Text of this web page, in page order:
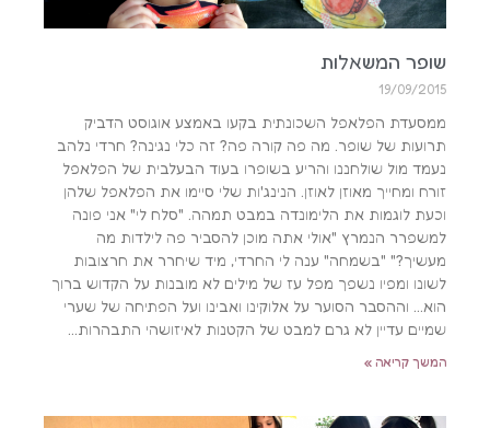
שופר המשאלות
19/09/2015
ממסעדת הפלאפל השכונתית בקעו באמצע אוגוסט הדביק
תרועות של שופר. מה פה קורה פה? זה כלי נגינה? חרדי נלהב
נעמד מול שולחננו והריע בשופרו בעוד הבעלבית של הפלאפל
זורח ומחייך מאוזן לאוזן. הנינג'ות שלי סיימו את הפלאפל שלהן
וכעת לוגמות את הלימונדה במבט תמהה. "סלח לי" אני פונה
למשפרר הנמרץ "אולי אתה מוכן להסביר פה לילדות מה
מעשיך?" "בשמחה" ענה לי החרדי, מיד שיחרר את חרצובות
לשונו ומפיו נשפך מפל עז של מילים לא מובנות על הקדוש ברוך
הוא… וההסבר הסוער על אלוקינו ואבינו ועל הפתיחה של שערי
שמיים עדיין לא גרם למבט של הקטנות לאיזושהי התבהרות…
המשך קריאה »